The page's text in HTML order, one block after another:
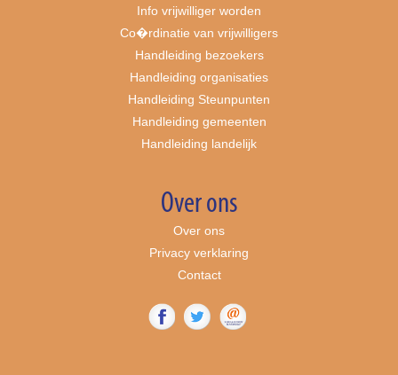
Info vrijwilliger worden
Co�rdinatie van vrijwilligers
Handleiding bezoekers
Handleiding organisaties
Handleiding Steunpunten
Handleiding gemeenten
Handleiding landelijk
Over ons
Over ons
Privacy verklaring
Contact